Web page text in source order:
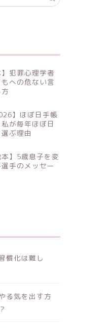
】犯罪心理学者
への危ない言
】ほぼ日手帳
が毎年ほぼ日
ぶ理由
本】5歳息子を変
手のメッセー
慣化は難し
る気を出す方